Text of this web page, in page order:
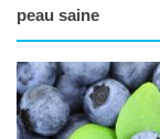
peau saine